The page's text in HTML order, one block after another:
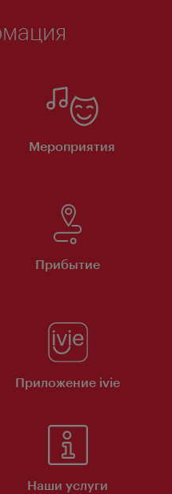
Мероприятия
Прибытие
Приложение ivie
Наши услуги